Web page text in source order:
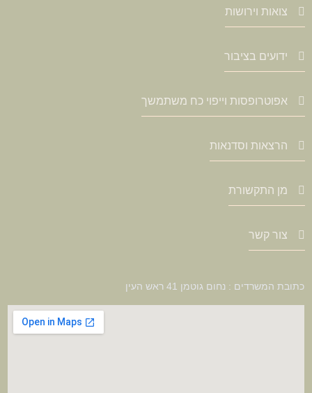
צואות וירושות
ידועים בציבור
אפוטרופסות וייפוי כח משתמשך
הרצאות וסדנאות
מן התקשורת
צור קשר
כתובת המשרדים : נחום גוטמן 41 ראש העין